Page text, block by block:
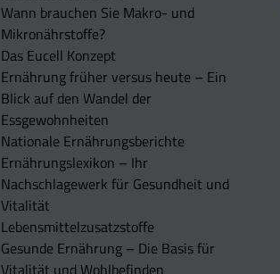
Wann brauchen Sie Makro- und
Mikronährstoffe?
Das Eucell Konzept
Ernährung früher versus heute – Ein
Blick auf den Wandel der
Essgewohnheiten
Nationale Ernährungsberichte
Ernährungslexikon – Ihr
Nachschlagewerk für Gesundheit und
Vitalität
Lebensmittelzusatzstoffe
Gesunde Ernährung – Die Basis für
Vitalität und Wohlbefinden